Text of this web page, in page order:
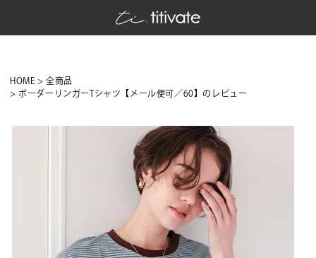
HOME
全商品
ボーダーリンガーTシャツ【メール便可／60】のレビュー